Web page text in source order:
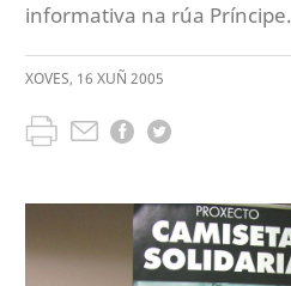
informativa na rúa Príncipe.
XOVES, 16 XUÑ 2005